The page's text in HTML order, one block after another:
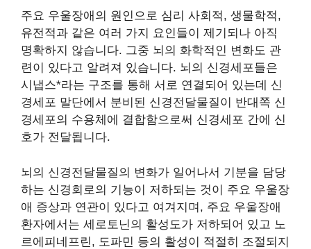
주요 우울장애의 원인으로 심리 사회적, 생물학적,
유전적과 같은 여러 가지 요인들이 제기되나 아직
명확하지 않습니다. 그중 뇌의 화학적인 변화도 관
련이 있다고 알려져 있습니다. 뇌의 신경세포들은
시냅스*라는 구조를 통해 서로 연결되어 있는데 신
경세포 말단에서 분비된 신경전달물질이 반대쪽 신
경세포의 수용체에 결합함으로써 신경세포 간에 신
호가 전달됩니다.
뇌의 신경전달물질의 변화가 일어나서 기분을 담당
하는 신경회로의 기능이 저하되는 것이 주요 우울장
애 증상과 연관이 있다고 여겨지며, 주요 우울장애
환자에서는 세로토닌의 활성도가 저하되어 있고 노
르에피네프린, 도파민 등의 활성이 적절히 조절되지